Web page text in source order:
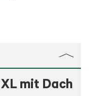
mit Dach